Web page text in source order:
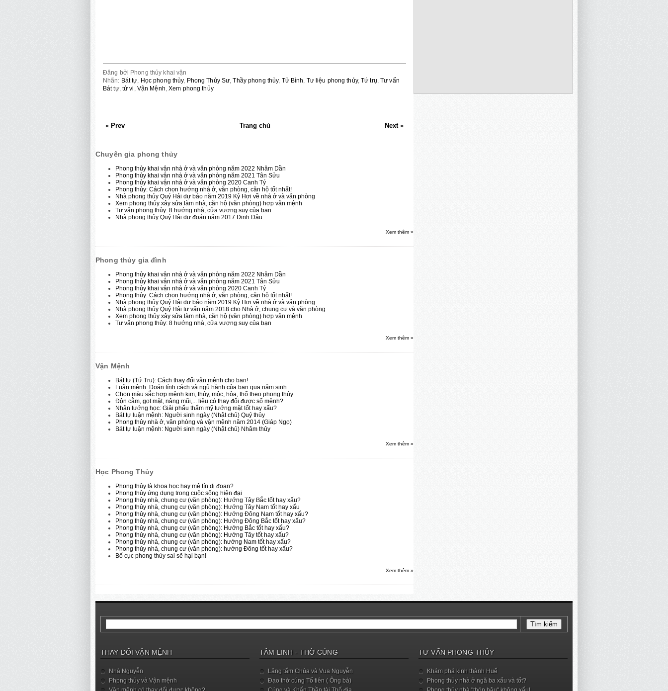
Đăng bởi Phong thủy khai vận
Nhãn: Bát tự Học phong thủy, Phong Thủy Sư ,Thầy phong thủy, Tử Bình Tư liệu phong thủy,Tứ trụ ,Tư vấn
Bát tự, tử vi Vận Mệnh ,Xem phong thủy
« Prev Next »
Trang chủ
Chuyên gia phong thủy
Phong thủy khai vận nhà ở và văn phòng năm 2022 Nhâm Dần
Phong thủy khai vận nhà ở và văn phòng năm 2021 Tân Sửu
Phong thủy khai vận nhà ở và văn phòng 2020 Canh Tý
Phong thủy: Cách chọn hướng nhà ở, văn phòng, căn hộ tốt nhất!
Nhà phong thủy Quý Hải dự báo năm 2019 Kỷ Hợi về nhà ở và văn phòng
Xem phong thủy xây sửa làm nhà, căn hộ (văn phòng) hợp vận mệnh
Tư vấn phong thủy: 8 hướng nhà, cửa vượng suy của bạn
Nhà phong thủy Quý Hải dự đoán năm 2017 Đinh Dậu
Xem thêm »
Phong thủy gia đình
Phong thủy khai vận nhà ở và văn phòng năm 2022 Nhâm Dần
Phong thủy khai vận nhà ở và văn phòng năm 2021 Tân Sửu
Phong thủy khai vận nhà ở và văn phòng 2020 Canh Tý
Phong thủy: Cách chọn hướng nhà ở, văn phòng, căn hộ tốt nhất!
Nhà phong thủy Quý Hải dự báo năm 2019 Kỷ Hợi về nhà ở và văn phòng
Nhà phong thủy Quý Hải tư vấn năm 2018 cho Nhà ở, chung cư và văn phòng
Xem phong thủy xây sửa làm nhà, căn hộ (văn phòng) hợp vận mệnh
Tư vấn phong thủy: 8 hướng nhà, cửa vượng suy của bạn
Xem thêm »
Vận Mệnh
Bát tự (Tứ Trụ): Cách thay đổi vận mệnh cho bạn!
Luận mệnh: Đoán tính cách và ngũ hành của bạn qua năm sinh
Chọn màu sắc hợp mệnh kim, thủy, mộc, hỏa, thổ theo phong thủy
Độn cằm, gọt mặt, nâng mũi,... liệu có thay đổi được số mệnh?
Nhân tướng học: Giải phẩu thẩm mỹ tướng mặt tốt hay xấu?
Bát tự luận mệnh: Người sinh ngày (Nhật chủ) Quý thủy
Phong thủy nhà ở, văn phòng và vận mệnh năm 2014 (Giáp Ngọ)
Bát tự luận mệnh: Người sinh ngày (Nhật chủ) Nhâm thủy
Xem thêm »
Học Phong Thủy
Phong thủy là khoa học hay mê tín dị đoan?
Phong thủy ứng dụng trong cuộc sống hiện đại
Phong thủy nhà, chung cư (văn phòng): Hướng Tây Bắc tốt hay xấu?
Phong thủy nhà, chung cư (văn phòng): Hướng Tây Nam tốt hay xấu
Phong thủy nhà, chung cư (văn phòng): Hướng Đông Nam tốt hay xấu?
Phong thủy nhà, chung cư (văn phòng): Hướng Đông Bắc tốt hay xấu?
Phong thủy nhà, chung cư (văn phòng): Hướng Bắc tốt hay xấu?
Phong thủy nhà, chung cư (văn phòng): Hướng Tây tốt hay xấu?
Phong thủy nhà, chung cư (văn phòng): hướng Nam tốt hay xấu?
Phong thủy nhà, chung cư (văn phòng): hướng Đông tốt hay xấu?
Bố cục phong thủy sai sẽ hại bạn!
Xem thêm »
THAY ĐỔI VẬN MỆNH
Nhà Nguyễn
Phpng thủy và Vận mệnh
TÂM LINH - THỜ CÚNG
Lăng tẩm Chúa và Vua Nguyễn
Đạo thờ cúng Tổ tiên ( Ông bà)
TƯ VẤN PHONG THỦY
Khám phá kinh thành Huế
Phong thủy nhà ở ngã ba xấu và tốt?